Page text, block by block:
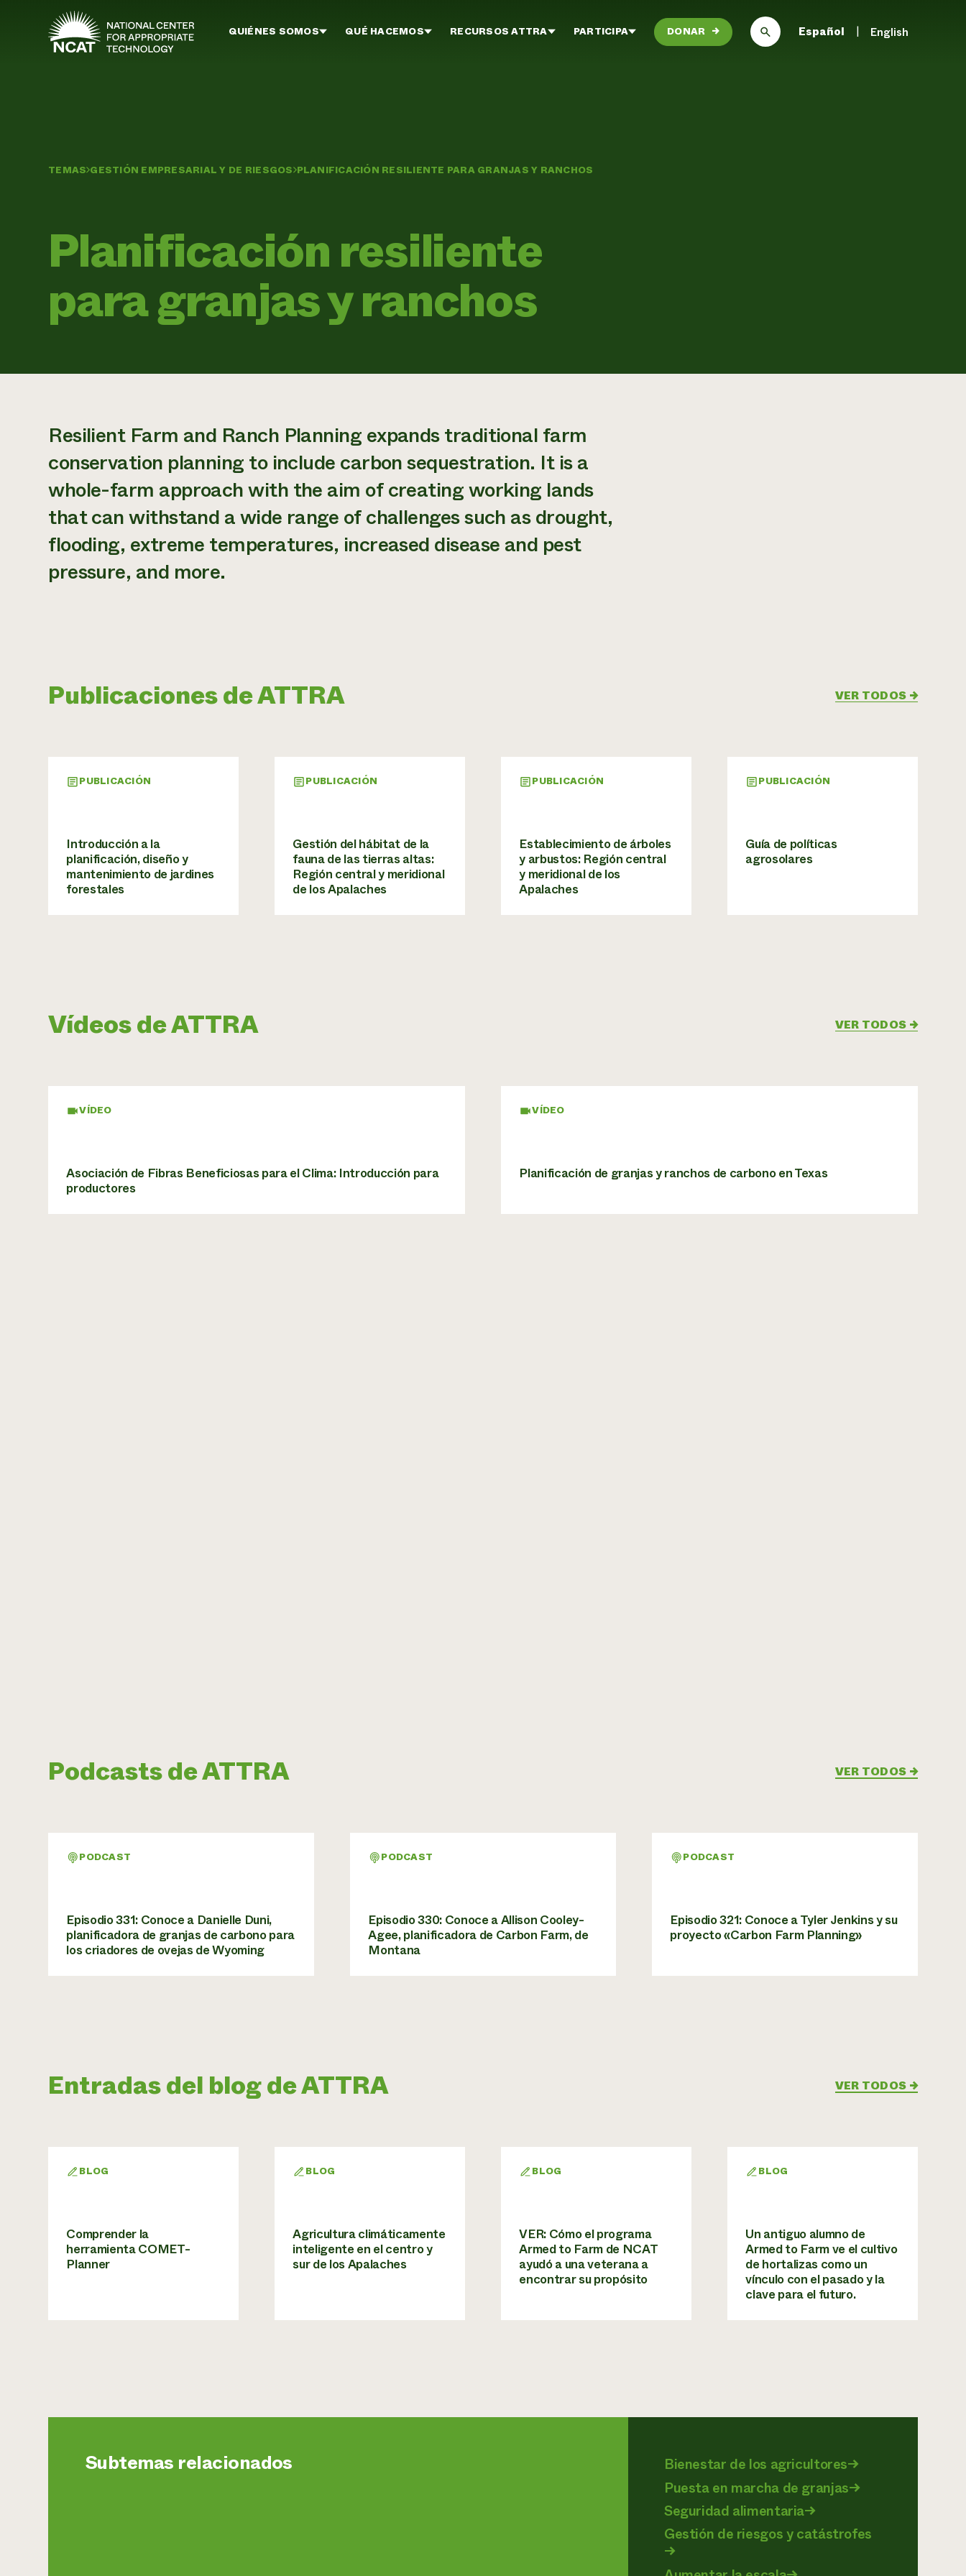
Ir al contenido principal
QUIÉNES SOMOS QUÉ HACEMOS RECURSOS ATTRA PARTICIPA DONAR → Español English
TEMAS GESTIÓN EMPRESARIAL Y DE RIESGOS PLANIFICACIÓN RESILIENTE PARA GRANJAS Y RANCHOS
Planificación resiliente
para granjas y ranchos
Resilient Farm and Ranch Planning expands traditional farm
conservation planning to include carbon sequestration. It is a
whole-farm approach with the aim of creating working lands
that can withstand a wide range of challenges such as drought,
flooding, extreme temperatures, increased disease and pest
pressure, and more.
Publicaciones de ATTRA VER TODOS →
PUBLICACIÓN
Introducción a la
planificación, diseño y
mantenimiento de jardines
forestales
PUBLICACIÓN
Gestión del hábitat de la
fauna de las tierras altas:
Región central y meridional
de los Apalaches
PUBLICACIÓN
Establecimiento de árboles
y arbustos: Región central
y meridional de los
Apalaches
PUBLICACIÓN
Guía de políticas
agrosolares
Vídeos de ATTRA VER TODOS →
VÍDEO
Asociación de Fibras Beneficiosas para el Clima: Introducción para
productores
VÍDEO
Planificación de granjas y ranchos de carbono en Texas
Podcasts de ATTRA VER TODOS →
PODCAST
Episodio 331: Conoce a Danielle Duni,
planificadora de granjas de carbono para
los criadores de ovejas de Wyoming
PODCAST
Episodio 330: Conoce a Allison Cooley-
Agee, planificadora de Carbon Farm, de
Montana
PODCAST
Episodio 321: Conoce a Tyler Jenkins y su
proyecto «Carbon Farm Planning»
Entradas del blog de ATTRA VER TODOS →
BLOG
Comprender la
herramienta COMET-
Planner
BLOG
Agricultura climáticamente
inteligente en el centro y
sur de los Apalaches
BLOG
VER: Cómo el programa
Armed to Farm de NCAT
ayudó a una veterana a
encontrar su propósito
BLOG
Un antiguo alumno de
Armed to Farm ve el cultivo
de hortalizas como un
vínculo con el pasado y la
clave para el futuro.
Subtemas relacionados Bienestar de los agricultores→
Puesta en marcha de granjas→
Seguridad alimentaria→
Gestión de riesgos y catástrofes
→